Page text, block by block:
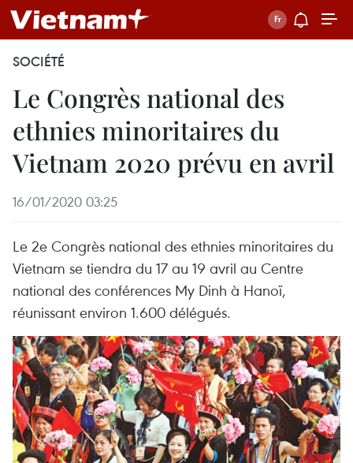
SOCIÉTÉ
Le Congrès national des
ethnies minoritaires du
Vietnam 2020 prévu en avril
16/01/2020 03:25
Le 2e Congrès national des ethnies minoritaires du
Vietnam se tiendra du 17 au 19 avril au Centre
national des conférences My Dinh à Hanoï,
réunissant environ 1.600 délégués.